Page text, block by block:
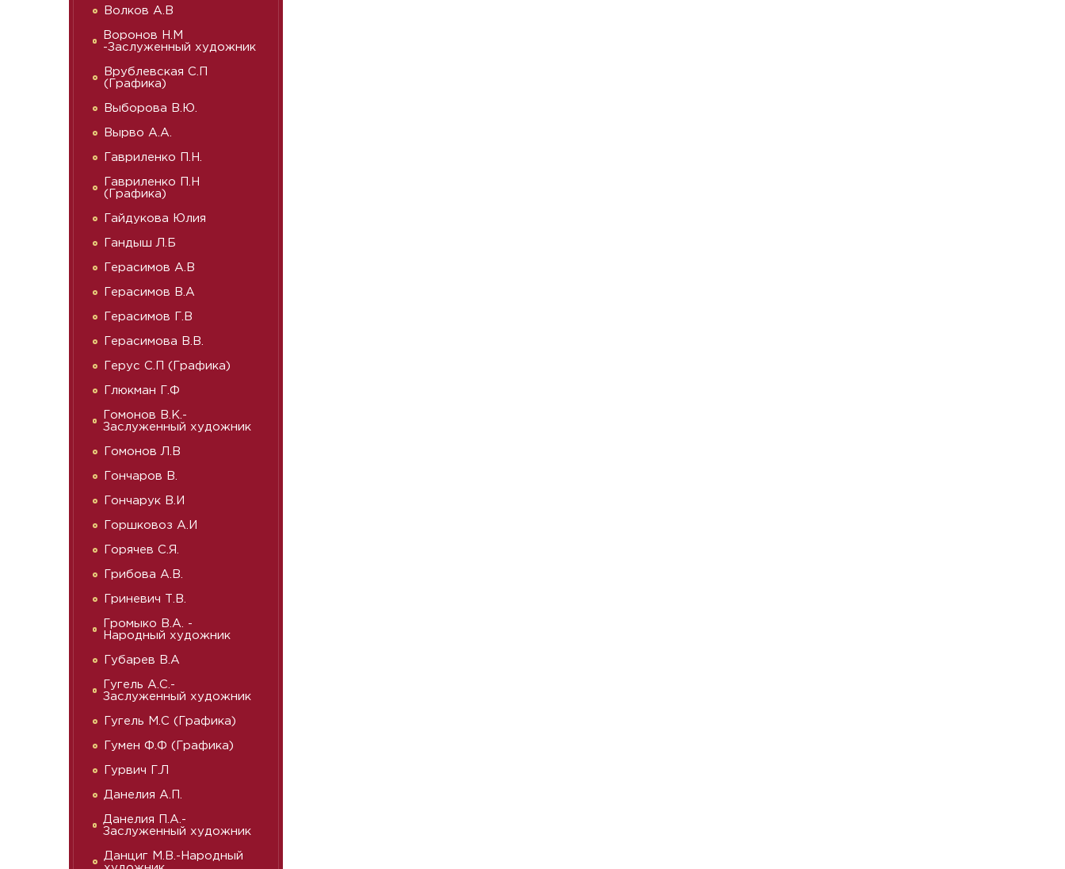
Волков А.В
Воронов Н.М
-Заслуженный художник
Врублевская С.П
(Графика)
Выборова В.Ю.
Вырво А.А.
Гавриленко П.Н.
Гавриленко П.Н
(Графика)
Гайдукова Юлия
Гандыш Л.Б
Герасимов А.В
Герасимов В.А
Герасимов Г.В
Герасимова В.В.
Герус С.П (Графика)
Глюкман Г.Ф
Гомонов В.К.-
Заслуженный художник
Гомонов Л.В
Гончаров В.
Гончарук В.И
Горшковоз А.И
Горячев С.Я.
Грибова А.В.
Гриневич Т.В.
Громыко В.А. -
Народный художник
Губарев В.А
Гугель А.С.-
Заслуженный художник
Гугель М.С (Графика)
Гумен Ф.Ф (Графика)
Гурвич Г.Л
Данелия А.П.
Данелия П.А.-
Заслуженный художник
Данциг М.В.-Народный